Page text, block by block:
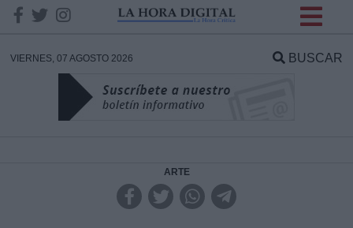
VIERNES, 07 AGOSTO 2026 BUSCAR
ARTE
DATOS
Responsable: